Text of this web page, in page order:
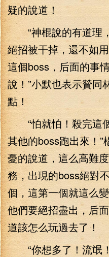
疑的說道！
“神棍說的有道理
絕招被干掉，還不如
這個boss，后面的事
說！”小默也表示贊同
點！
“怕就怕！殺完這
其他的boss跑出來！”
憂的說道，這么高難
務，出現的boss絕對
個，這第一個就這么
他們要絕招盡出，后
道該怎么玩過去了！
“你想多了！流氓！